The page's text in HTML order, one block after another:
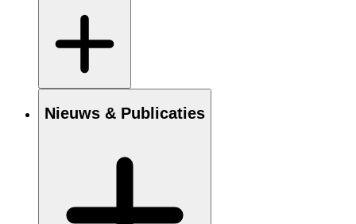
Nieuws & Publicaties